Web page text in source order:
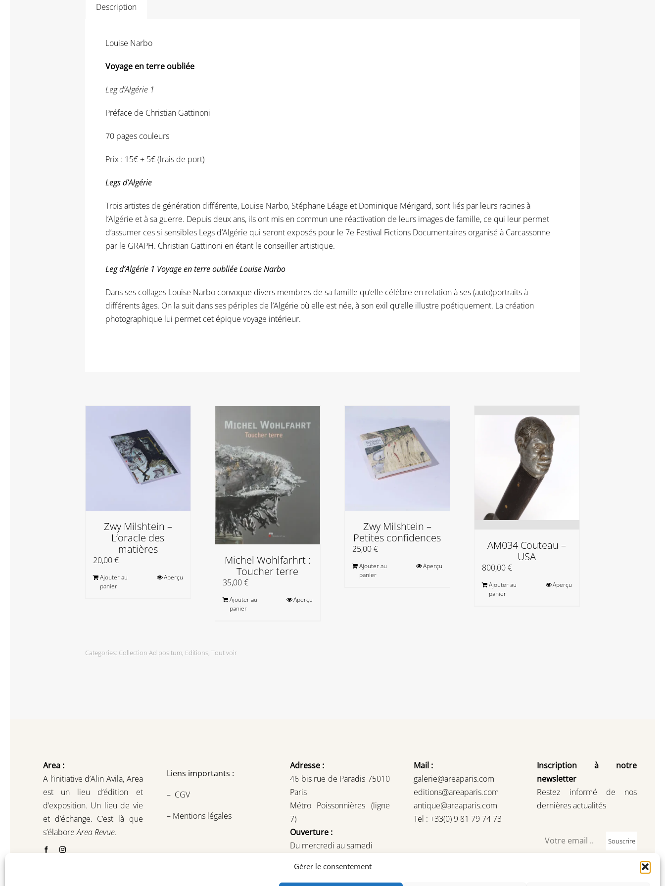
Gérer le consentement
Description
Louise Narbo
Voyage en terre oubliée
Leg d’Algérie 1
Préface de Christian Gattinoni
70 pages couleurs
Prix : 15€ + 5€ (frais de port)
Legs d’Algérie
Trois artistes de génération différente, Louise Narbo, Stéphane Léage et Dominique Mérigard, sont liés par leurs racines à
l’Algérie et à sa guerre. Depuis deux ans, ils ont mis en commun une réactivation de leurs images de famille, ce qui leur permet
d’assumer ces si sensibles Legs d’Algérie qui seront exposés pour le 7e Festival Fictions Documentaires organisé à Carcassonne
par le GRAPH. Christian Gattinoni en étant le conseiller artistique.
Leg d’Algérie 1 Voyage en terre oubliée Louise Narbo
Dans ses collages Louise Narbo convoque divers membres de sa famille qu’elle célèbre en relation à ses (auto)portraits à
différents âges. On la suit dans ses périples de l’Algérie où elle est née, à son exil qu’elle illustre poétiquement. La création
photographique lui permet cet épique voyage intérieur.
Zwy Milshtein –
L’oracle des
matières
20,00€
Ajouter au
panier
Aperçu
Michel Wohlfarhrt :
Toucher terre
35,00€
Ajouter au
panier
Aperçu
Zwy Milshtein –
Petites confidences
25,00€
Ajouter au
panier
Aperçu
AM034 Couteau –
USA
800,00€
Ajouter au
panier
Aperçu
Categories: Collection Ad positum, Editions, Tout voir
Area :
A l’initiative d’Alin Avila, Area
est un lieu d’édition et
d’exposition. Un lieu de vie
et d’échange. C’est là que
s’élaboreArea Revue.
Liens importants :
– CGV
–Mentions légales
Adresse :
46 bis rue de Paradis 75010
Paris
Métro Poissonnières (ligne
7)
Ouverture :
Du mercredi au samedi
ou sur rendez-vous
Mail :
galerie@areaparis.com
editions@areaparis.com
antique@areaparis.com
Tel : +33(0) 9 81 79 74 73
Inscription à notre
newsletter
Restez informé de nos
dernières actualités
Souscrire